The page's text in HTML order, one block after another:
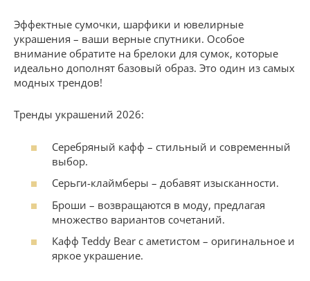
Эффектные сумочки, шарфики и ювелирные
украшения – ваши верные спутники. Особое
внимание обратите на брелоки для сумок, которые
идеально дополнят базовый образ. Это один из самых
модных трендов!
Тренды украшений 2026:
Серебряный кафф – стильный и современный
выбор.
Серьги-клаймберы – добавят изысканности.
Броши – возвращаются в моду, предлагая
множество вариантов сочетаний.
Кафф Teddy Bear с аметистом – оригинальное и
яркое украшение.